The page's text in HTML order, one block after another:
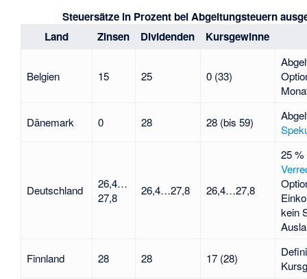
Steuersätze in Prozent bei Abgeltungsteuern
Land
Zinsen Dividenden Kursgewinne
Belgien 15 25 0 (33)
Dänemark 0 28 28 (bis 59)
Deutschland
26,4…
27,8
26,4…27,8 26,4…27,8
25
kein
Finnland 28 28 17 (28)